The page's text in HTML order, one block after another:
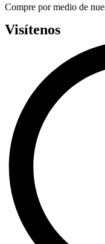
Compre por medio de
Visítenos